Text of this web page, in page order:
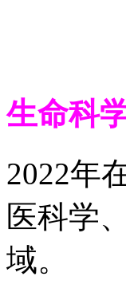
生命科
2022年
医科学
域。